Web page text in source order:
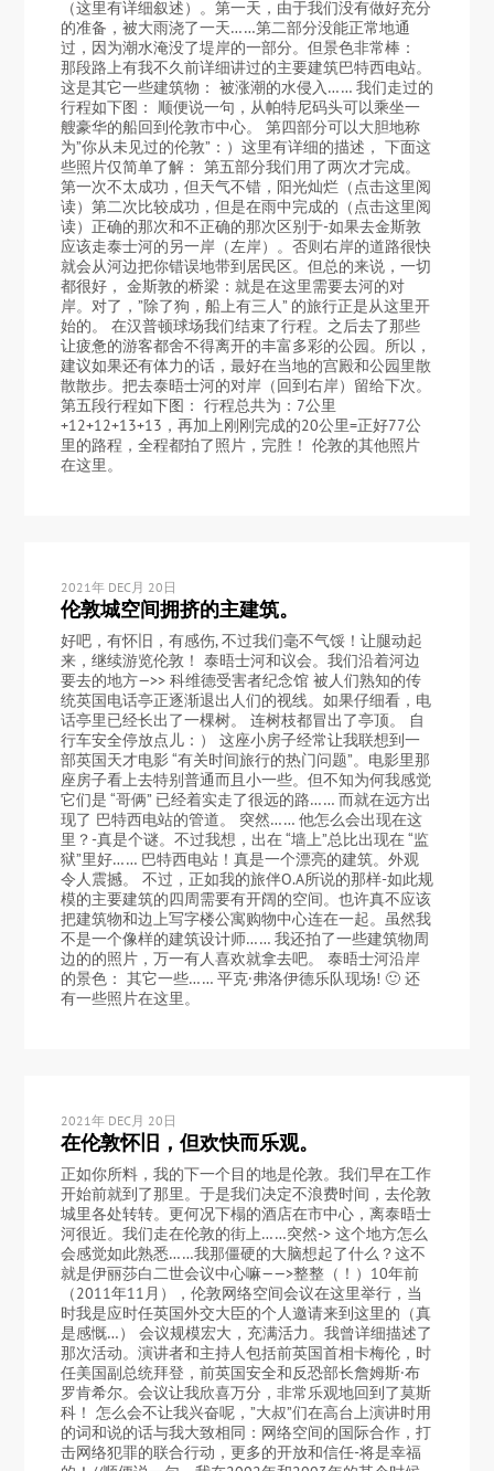
（这里有详细叙述）。第一天，由于我们没有做好充分
的准备，被大雨浇了一天……第二部分没能正常地通
过，因为潮水淹没了堤岸的一部分。但景色非常棒：
那段路上有我不久前详细讲过的主要建筑巴特西电站。
这是其它一些建筑物： 被涨潮的水侵入…… 我们走过的
行程如下图： 顺便说一句，从帕特尼码头可以乘坐一
艘豪华的船回到伦敦市中心。 第四部分可以大胆地称
为”你从未见过的伦敦”：）这里有详细的描述， 下面这
些照片仅简单了解： 第五部分我们用了两次才完成。
第一次不太成功，但天气不错，阳光灿烂（点击这里阅
读）第二次比较成功，但是在雨中完成的（点击这里阅
读）正确的那次和不正确的那次区别于-如果去金斯敦
应该走泰士河的另一岸（左岸）。否则右岸的道路很快
就会从河边把你错误地带到居民区。但总的来说，一切
都很好， 金斯敦的桥梁：就是在这里需要去河的对
岸。对了，”除了狗，船上有三人” 的旅行正是从这里开
始的。 在汉普顿球场我们结束了行程。之后去了那些
让疲惫的游客都舍不得离开的丰富多彩的公园。所以，
建议如果还有体力的话，最好在当地的宫殿和公园里散
散散步。把去泰晤士河的对岸（回到右岸）留给下次。
第五段行程如下图： 行程总共为：7公里
+12+12+13+13，再加上刚刚完成的20公里=正好77公
里的路程，全程都拍了照片，完胜！ 伦敦的其他照片
在这里。
2021年 DEC月 20日
伦敦城空间拥挤的主建筑。
好吧，有怀旧，有感伤, 不过我们毫不气馁！让腿动起
来，继续游览伦敦！ 泰晤士河和议会。我们沿着河边
要去的地方—>> 科维德受害者纪念馆 被人们熟知的传
统英国电话亭正逐渐退出人们的视线。如果仔细看，电
话亭里已经长出了一棵树。 连树枝都冒出了亭顶。 自
行车安全停放点儿：） 这座小房子经常让我联想到一
部英国天才电影 “有关时间旅行的热门问题”。电影里那
座房子看上去特别普通而且小一些。但不知为何我感觉
它们是 “哥俩” 已经着实走了很远的路…… 而就在远方出
现了 巴特西电站的管道。 突然…… 他怎么会出现在这
里？-真是个谜。不过我想，出在 “墙上”总比出现在 “监
狱”里好…… 巴特西电站！真是一个漂亮的建筑。外观
令人震撼。 不过，正如我的旅伴O.A所说的那样-如此规
模的主要建筑的四周需要有开阔的空间。也许真不应该
把建筑物和边上写字楼公寓购物中心连在一起。虽然我
不是一个像样的建筑设计师…… 我还拍了一些建筑物周
边的的照片，万一有人喜欢就拿去吧。 泰晤士河沿岸
的景色： 其它一些…… 平克·弗洛伊德乐队现场! 🙂 还
有一些照片在这里。
2021年 DEC月 20日
在伦敦怀旧，但欢快而乐观。
正如你所料，我的下一个目的地是伦敦。我们早在工作
开始前就到了那里。于是我们决定不浪费时间，去伦敦
城里各处转转。更何况下榻的酒店在市中心，离泰晤士
河很近。我们走在伦敦的街上……突然-> 这个地方怎么
会感觉如此熟悉……我那僵硬的大脑想起了什么？这不
就是伊丽莎白二世会议中心嘛——>整整（！）10年前
（2011年11月），伦敦网络空间会议在这里举行，当
时我是应时任英国外交大臣的个人邀请来到这里的（真
是感慨…） 会议规模宏大，充满活力。我曾详细描述了
那次活动。演讲者和主持人包括前英国首相卡梅伦，时
任美国副总统拜登，前英国安全和反恐部长詹姆斯·布
罗肯希尔。会议让我欣喜万分，非常乐观地回到了莫斯
科！ 怎么会不让我兴奋呢，”大叔”们在高台上演讲时用
的词和说的话与我大致相同：网络空间的国际合作，打
击网络犯罪的联合行动，更多的开放和信任-将是幸福